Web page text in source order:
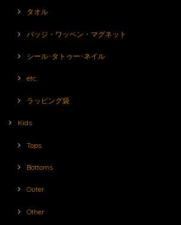
タオル
バッジ・ワッペン・マグネット
シール･タトゥー･ネイル
etc.
ラッピング袋
Kids
Tops
Bottoms
Outer
Other